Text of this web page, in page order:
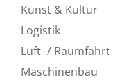
Kunst & Kultur
Logistik
Luft- / Raumfahrt
Maschinenbau